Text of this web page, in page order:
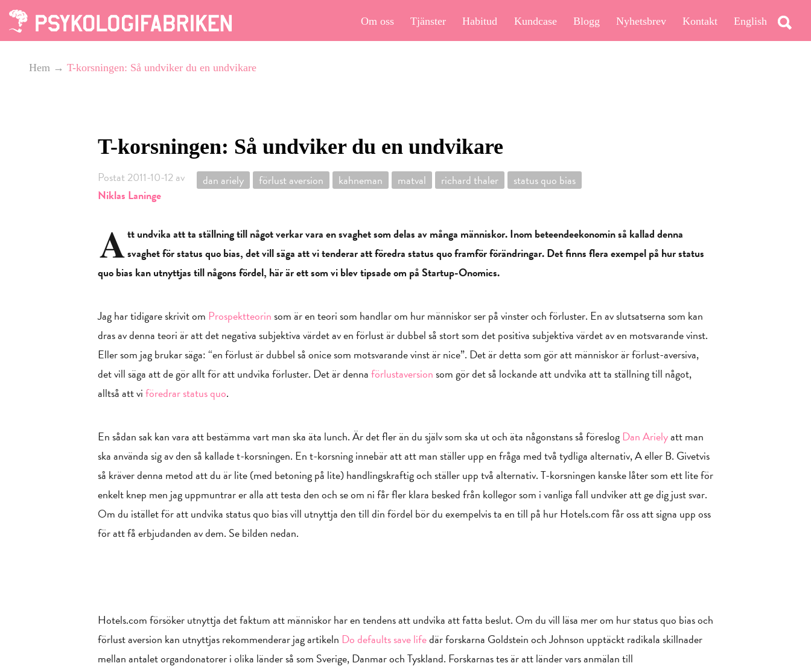
Om oss Tjänster Habitud Kundcase Blogg Nyhetsbrev Kontakt English
Hem → T-korsningen: Så undviker du en undvikare
T-korsningen: Så undviker du en undvikare
Postat 2011-10-12 av
Niklas Laninge
dan ariely förlust aversion kahneman matval richard thaler status quo bias
Att undvika att ta ställning till något verkar vara en svaghet som delas av många människor. Inom beteendeekonomin så kallad denna
svaghet för status quo bias, det vill säga att vi tenderar att föredra status quo framför förändringar. Det finns flera exempel på hur status
quo bias kan utnyttjas till någons fördel, här är ett som vi blev tipsade om på Startup-Onomics.
Jag har tidigare skrivit om Prospektteorinsom är en teori som handlar om hur människor ser på vinster och förluster. En av slutsatserna som kan
dras av denna teori är att det negativa subjektiva värdet av en förlust är dubbel så stort som det positiva subjektiva värdet av en motsvarande vinst.
Eller som jag brukar säga: “en förlust är dubbel så onice som motsvarande vinst är nice”. Det är detta som gör att människor är förlust-aversiva,
det vill säga att de gör allt för att undvika förluster. Det är dennaförlustaversionsom gör det så lockande att undvika att ta ställning till något,
alltså att viföredrar status quo.
En sådan sak kan vara att bestämma vart man ska äta lunch. Är det fler än du själv som ska ut och äta någonstans så föreslogDan Arielyatt man
ska använda sig av den så kallade t-korsningen. En t-korsning innebär att att man ställer upp en fråga med två tydliga alternativ, A eller B. Givetvis
så kräver denna metod att du är lite (med betoning på lite) handlingskraftig och ställer upp två alternativ. T-korsningen kanske låter som ett lite för
enkelt knep men jag uppmuntrar er alla att testa den och se om ni får fler klara besked från kollegor som i vanliga fall undviker att ge dig just svar.
Om du istället för att undvika status quo bias vill utnyttja den till din fördel bör du exempelvis ta en till på hur Hotels.com får oss att signa upp oss
för att få erbjudanden av dem. Se bilden nedan.
Hotels.com försöker utnyttja det faktum att människor har en tendens att undvika att fatta beslut. Om du vill läsa mer om hur status quo bias och
förlust aversion kan utnyttjas rekommenderar jag artikeln Do defaults save lifedär forskarna Goldstein och Johnson upptäckt radikala skillnader
mellan antalet organdonatorer i olika länder så som Sverige, Danmar och Tyskland. Forskarnas tes är att länder vars anmälan till